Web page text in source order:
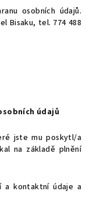
osobních údajů.
Bisaku, tel. 774 488
údajů
jste mu poskytl/a
na základě plnění
a kontaktní údaje a